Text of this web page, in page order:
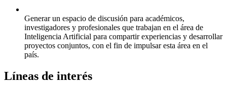
Generar un espacio de discusión para académicos,
investigadores y profesionales que trabajan en el área de
Inteligencia Artificial para compartir experiencias y desarrollar
proyectos conjuntos, con el fin de impulsar esta área en el
país.
Líneas de interés